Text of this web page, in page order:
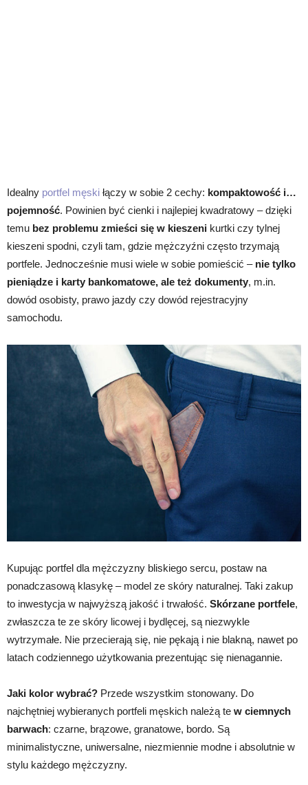
Idealny portfel męski łączy w sobie 2 cechy: kompaktowość i…
pojemność. Powinien być cienki i najlepiej kwadratowy – dzięki
temu bez problemu zmieści się w kieszeni kurtki czy tylnej
kieszeni spodni, czyli tam, gdzie mężczyźni często trzymają
portfele. Jednocześnie musi wiele w sobie pomieścić – nie tylko
pieniądze i karty bankomatowe, ale też dokumenty, m.in.
dowód osobisty, prawo jazdy czy dowód rejestracyjny
samochodu.
Kupując portfel dla mężczyzny bliskiego sercu, postaw na
ponadczasową klasykę – model ze skóry naturalnej. Taki zakup
to inwestycja w najwyższą jakość i trwałość. Skórzane portfele,
zwłaszcza te ze skóry licowej i bydlęcej, są niezwykle
wytrzymałe. Nie przecierają się, nie pękają i nie blakną, nawet po
latach codziennego użytkowania prezentując się nienagannie.
Jaki kolor wybrać? Przede wszystkim stonowany. Do
najchętniej wybieranych portfeli męskich należą te w ciemnych
barwach: czarne, brązowe, granatowe, bordo. Są
minimalistyczne, uniwersalne, niezmiennie modne i absolutnie w
stylu każdego mężczyzny.